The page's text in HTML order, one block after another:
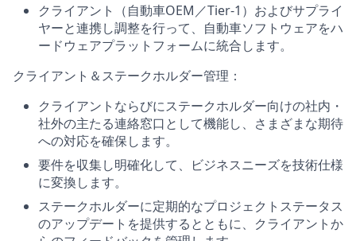
クライアント（自動車OEM／Tier-1）およびサプライ
ヤーと連携し調整を行って、自動車ソフトウェアをハ
ードウェアプラットフォームに統合します。
クライアント＆ステークホルダー管理：
クライアントならびにステークホルダー向けの社内・
社外の主たる連絡窓口として機能し、さまざまな期待
への対応を確保します。
要件を収集し明確化して、ビジネスニーズを技術仕様
に変換します。
ステークホルダーに定期的なプロジェクトステータス
のアップデートを提供するとともに、クライアントか